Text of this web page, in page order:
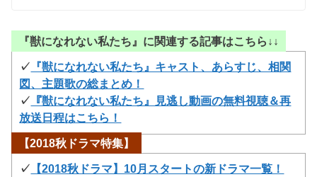
『獣になれない私たち』に関連する記事はこちら↓↓
✓ 『獣になれない私たち』キャスト、あらすじ、相関
図、主題歌の総まとめ！
✓ 『獣になれない私たち』見逃し動画の無料視聴＆再
放送日程はこちら！
【2018秋ドラマ特集】
✓ 【2018秋ドラマ】10月スタートの新ドラマ一覧！